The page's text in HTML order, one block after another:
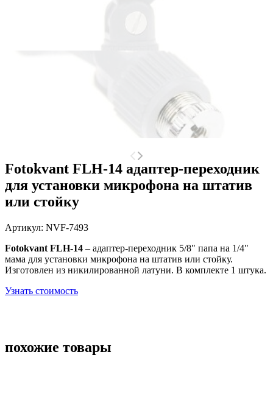
Fotokvant FLH-14 адаптер-переходник
для установки микрофона на штатив
или стойку
Артикул: NVF-7493
Fotokvant FLH-14 – адаптер-переходник 5/8" папа на 1/4"
мама для установки микрофона на штатив или стойку.
Изготовлен из никилированной латуни. В комплекте 1 штука.
Узнать стоимость
похожие товары